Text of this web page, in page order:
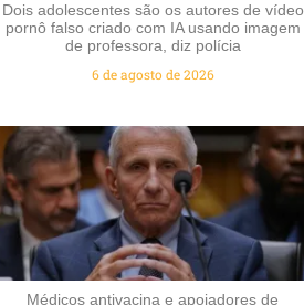
Dois adolescentes são os autores de vídeo
pornô falso criado com IA usando imagem
de professora, diz polícia
6 de agosto de 2026
Médicos antivacina e apoiadores de